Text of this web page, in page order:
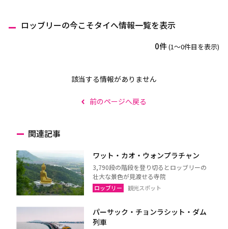
ロッブリーの今こそタイへ情報一覧を表示
0件(1〜0件目を表示)
該当する情報がありません
前のページへ戻る
関連記事
ワット・カオ・ウォンプラチャン
3,790段の階段を登り切るとロッブリーの
壮大な景色が見渡せる寺院
ロッブリー 観光スポット
パーサック・チョンラシット・ダム
列車